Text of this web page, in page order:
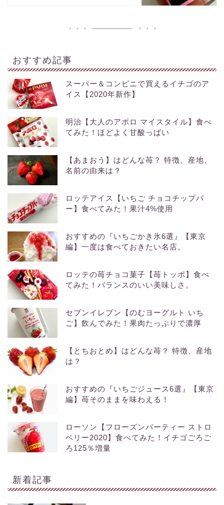
おすすめ記事
スーパー＆コンビニで買えるイチゴのア
イス【2020年新作】
明治【大人のアポロ マイスタイル】食べ
てみた！ほどよく甘酸っぱい
【あまおう】はどんな苺？ 特徴、産地、
名前の由来は？
ロッテアイス【いちご チョコチップバ
ー】食べてみた！果汁4%使用
おすすめの『いちごかき氷6選』【東京
編】一度は食べておきたい名店。
ロッテの苺チョコ菓子【苺トッポ】食べ
てみた！バランスのいい美味しさ。
セブンイレブン【のむヨーグルト いち
ご】飲んでみた！果肉たっぷりで濃厚
【とちおとめ】はどんな苺？ 特徴、産地
は？
おすすめの『いちごジュース6選』【東京
編】苺そのままを味わえる！
ローソン【フローズンパーティー ストロ
ベリー2020】食べてみた！イチゴごろご
ろ125％増量
新着記事